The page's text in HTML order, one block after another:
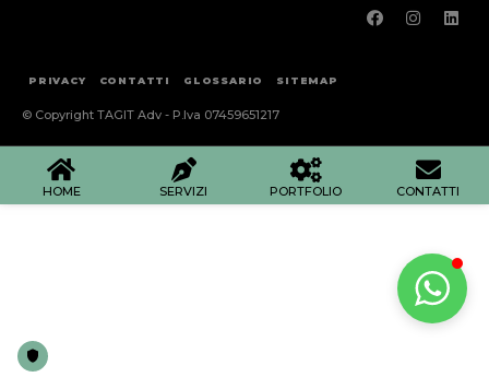
© Copyright TAGIT Adv - P.Iva 07459651217
PRIVACY CONTATTI GLOSSARIO SITEMAP
HOME SERVIZI PORTFOLIO CONTATTI